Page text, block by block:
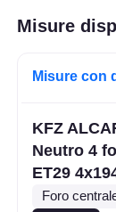
Misure
Misure con
KFZ
Neutro 4
ET29
Foro